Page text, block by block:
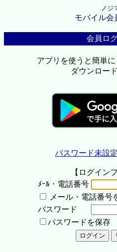
ノジ
モバイル会
会員ロ
アプリを使うと簡単
ダウンロー
パスワード未設
【ログイン
ﾒｰﾙ・電話番号
メール・電話番号
パスワード
パスワードを保存